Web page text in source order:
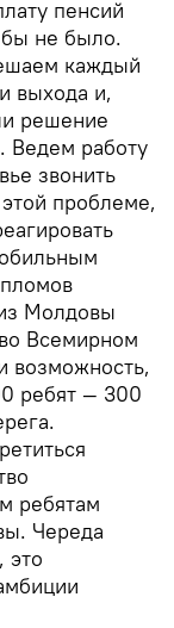
пенсий
бы не было.
каждый
выхода и,
решение
Ведем работу
звонить
проблеме,
Молдовы
Всемирном
возможность,
ребят — 300
ребятам
Череда
это